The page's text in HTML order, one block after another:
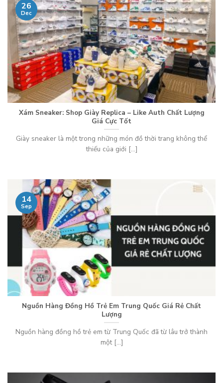
Xám Sneaker: Shop Giày Replica – Like Auth Chất Lượng
Giá Cực Tốt
Giày sneaker là một trong những món đồ thời trang không thể
thiếu của giới [...]
26
Dec
Nguồn Hàng Đồng Hồ Trẻ Em Trung Quốc Giá Rẻ Chất
Lượng
Nguồn hàng đồng hồ trẻ em từ Trung Quốc đã từ lâu trở thành
một [...]
14
Sep